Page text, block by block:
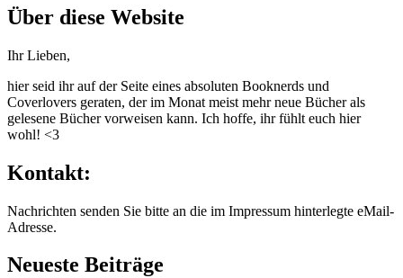
Über diese Website
Ihr Lieben,
hier seid ihr auf der Seite eines absoluten Booknerds und
Coverlovers geraten, der im Monat meist mehr neue Bücher als
gelesene Bücher vorweisen kann. Ich hoffe, ihr fühlt euch hier
wohl! <3
Kontakt:
Nachrichten senden Sie bitte an die im Impressum hinterlegte eMail-
Adresse.
Neueste Beiträge